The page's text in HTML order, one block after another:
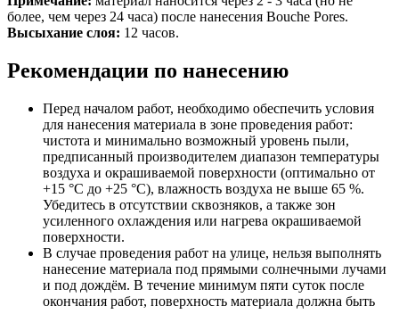
более, чем через 24 часа) после нанесения Bouche Pores.
Высыхание слоя: 12 часов.
Рекомендации по нанесению
Перед началом работ, необходимо обеспечить условия
для нанесения материала в зоне проведения работ:
чистота и минимально возможный уровень пыли,
предписанный производителем диапазон температуры
воздуха и окрашиваемой поверхности (оптимально от
+15 °C до +25 °C), влажность воздуха не выше 65 %.
Убедитесь в отсутствии сквозняков, а также зон
усиленного охлаждения или нагрева окрашиваемой
поверхности.
В случае проведения работ на улице, нельзя выполнять
нанесение материала под прямыми солнечными лучами
и под дождём. В течение минимум пяти суток после
окончания работ, поверхность материала должна быть